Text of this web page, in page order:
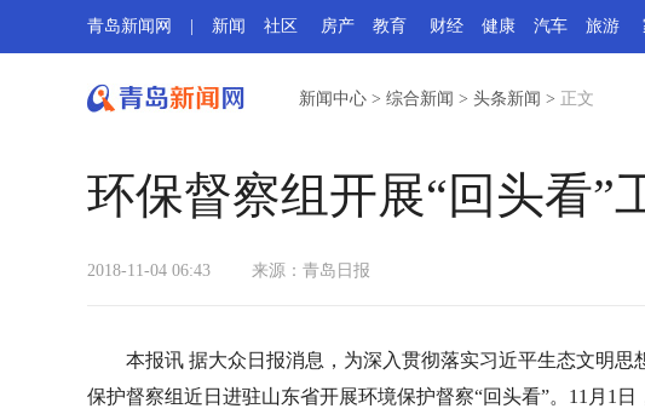
青岛新闻网 新闻 社区 房产 教育 财经 健康 汽车 旅游
新闻中心 > 综合新闻 > 头条新闻 > 正文
环保督察组开展“回头看”
2018-11-04 06:43 来源：青岛日报
本报讯 据大众日报消息，为深入贯彻落实习近平生态文明
保护督察组近日进驻山东省开展环境保护督察“回头看”。11月1